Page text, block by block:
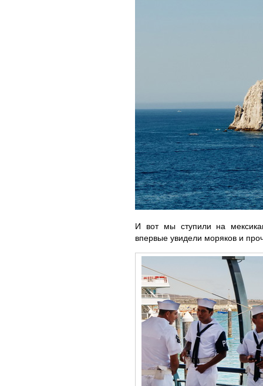
И вот мы ступили на
впервые увидели моряков и